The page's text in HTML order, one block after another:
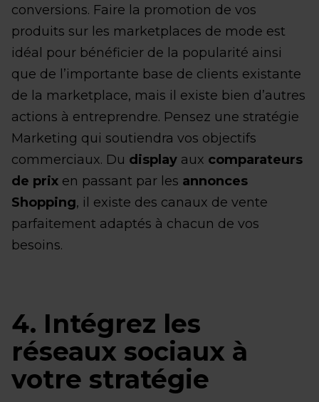
conversions. Faire la promotion de vos
produits sur les marketplaces de mode est
idéal pour bénéficier de la popularité ainsi
que de l’importante base de clients existante
de la marketplace, mais il existe bien d’autres
actions à entreprendre. Pensez une stratégie
Marketing qui soutiendra vos objectifs
commerciaux. Du display aux comparateurs
de prix en passant par les annonces
Shopping, il existe des canaux de vente
parfaitement adaptés à chacun de vos
besoins.
4. Intégrez les
réseaux sociaux à
votre stratégie